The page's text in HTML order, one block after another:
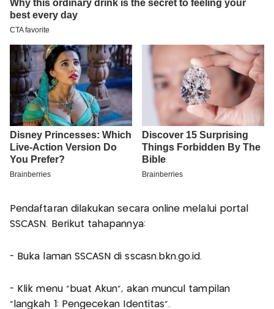
Pendaftaran dilakukan secara online melalui portal
SSCASN. Berikut tahapannya:
- Buka laman SSCASN di sscasn.bkn.go.id.
- Klik menu "buat Akun", akan muncul tampilan
"langkah 1: Pengecekan Identitas".